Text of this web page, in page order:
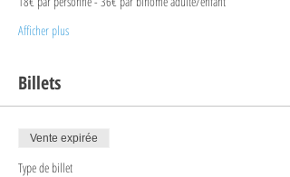
Afficher plus
Billets
Vente expirée
Type de billet